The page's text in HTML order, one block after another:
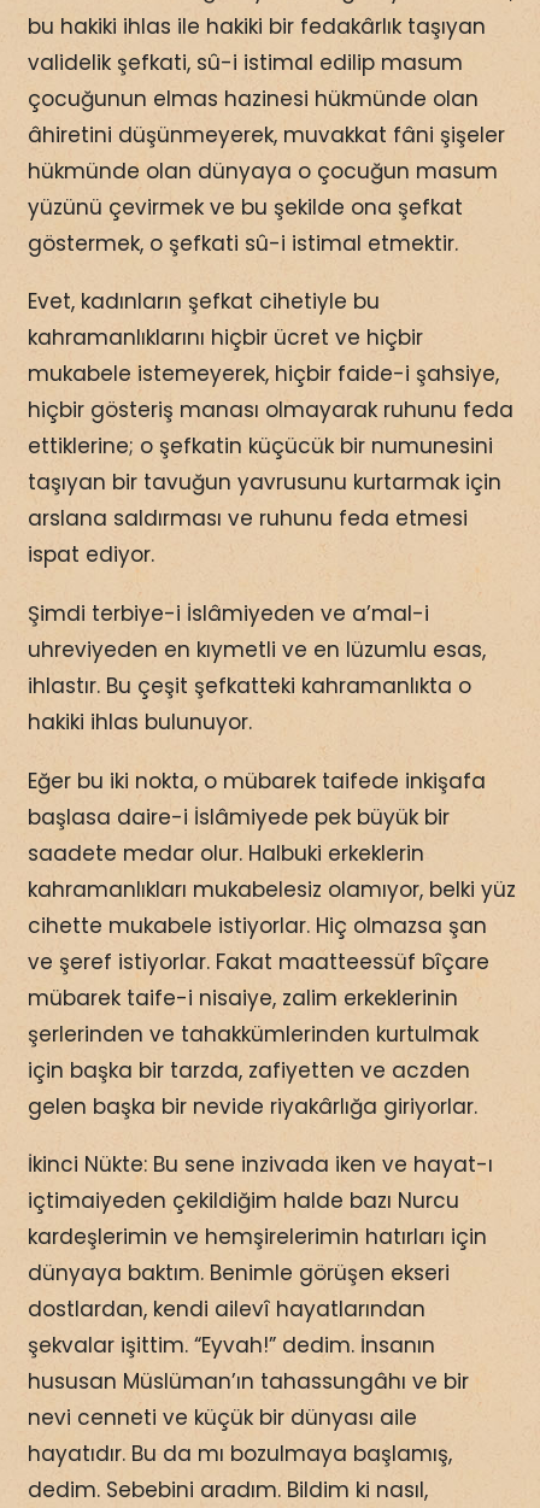
bu hakiki ihlas ile hakiki bir fedakârlık taşıyan
validelik şefkati, sû-i istimal edilip masum
çocuğunun elmas hazinesi hükmünde olan
âhiretini düşünmeyerek, muvakkat fâni şişeler
hükmünde olan dünyaya o çocuğun masum
yüzünü çevirmek ve bu şekilde ona şefkat
göstermek, o şefkati sû-i istimal etmektir.
Evet, kadınların şefkat cihetiyle bu
kahramanlıklarını hiçbir ücret ve hiçbir
mukabele istemeyerek, hiçbir faide-i şahsiye,
hiçbir gösteriş manası olmayarak ruhunu feda
ettiklerine; o şefkatin küçücük bir numunesini
taşıyan bir tavuğun yavrusunu kurtarmak için
arslana saldırması ve ruhunu feda etmesi
ispat ediyor.
Şimdi terbiye-i İslâmiyeden ve a’mal-i
uhreviyeden en kıymetli ve en lüzumlu esas,
ihlastır. Bu çeşit şefkatteki kahramanlıkta o
hakiki ihlas bulunuyor.
Eğer bu iki nokta, o mübarek taifede inkişafa
başlasa daire-i İslâmiyede pek büyük bir
saadete medar olur. Halbuki erkeklerin
kahramanlıkları mukabelesiz olamıyor, belki yüz
cihette mukabele istiyorlar. Hiç olmazsa şan
ve şeref istiyorlar. Fakat maatteessüf bîçare
mübarek taife-i nisaiye, zalim erkeklerinin
şerlerinden ve tahakkümlerinden kurtulmak
için başka bir tarzda, zafiyetten ve aczden
gelen başka bir nevide riyakârlığa giriyorlar.
İkinci Nükte: Bu sene inzivada iken ve hayat-ı
içtimaiyeden çekildiğim halde bazı Nurcu
kardeşlerimin ve hemşirelerimin hatırları için
dünyaya baktım. Benimle görüşen ekseri
dostlardan, kendi ailevî hayatlarından
şekvalar işittim. “Eyvah!” dedim. İnsanın
hususan Müslüman’ın tahassungâhı ve bir
nevi cenneti ve küçük bir dünyası aile
hayatıdır. Bu da mı bozulmaya başlamış,
dedim. Sebebini aradım. Bildim ki nasıl,